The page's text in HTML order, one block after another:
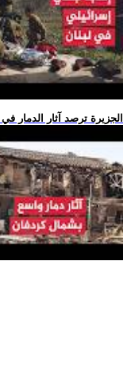
.. الجزيرة ترصد آثار